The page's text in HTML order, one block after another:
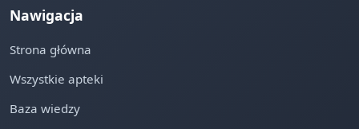
Nawigacja
Strona główna
Wszystkie apteki
Baza wiedzy